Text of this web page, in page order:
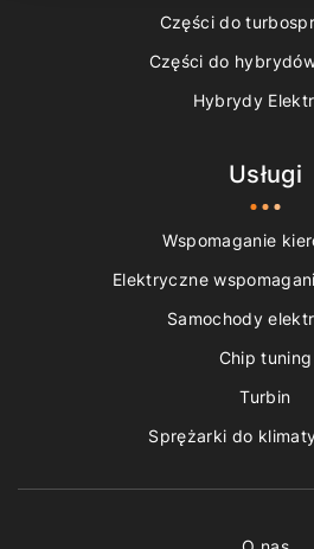
Części do
Części do
Hybrydy
Usługi
Wspomaganie
Elektryczne
Samochody
Chip tuning
Turbin
Sprężarki do